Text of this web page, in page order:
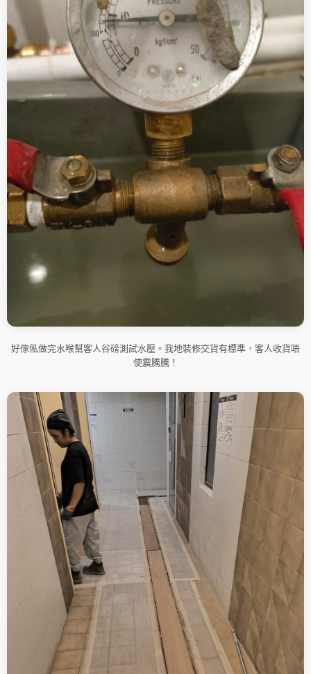
好傢俬做完水喉幫客人谷磅測試水壓。我地裝修交貨有標準，客人收貨唔
使震騰騰！